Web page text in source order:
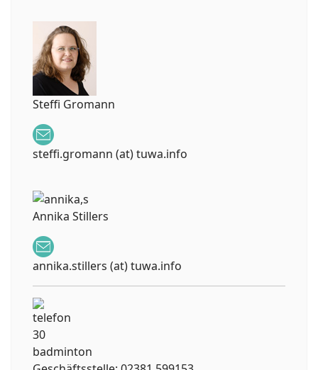
Steffi Gromann
steffi.gromann (at) tuwa.info
Annika Stillers
annika.stillers (at) tuwa.info